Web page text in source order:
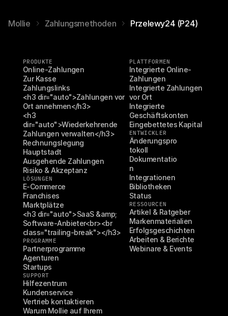
Mollie Zahlungsmethoden Przelewy24 (P24)
PRODUKTE
Online-Zahlungen
Zur Kasse
Zahlungslinks
<h3 dir="auto">Zahlungen vor
Ort annehmen</h3>
<h3
dir="auto">Wiederkehrende
Zahlungen verwalten</h3>
Rechnungslegung
Hauptstadt
Ausgehende Zahlungen
Risiko & Akzeptanz
LÖSUNGEN
E-Commerce
Franchises
Marktplätze
<h3 dir="auto">SaaS &amp;
Software-Anbieter<br><br
class="trailing-break"></h3>
PROGRAMME
Partnerprogramme
Agenturen
Startups
SUPPORT
Hilfezentrum
Kundenservice
Vertrieb kontaktieren
Warum Mollie auf Ihrem
PLATTFORMEN
Integrierte Online-
Zahlungen
Integrierte Zahlungen
vor Ort
Integrierte
Geschäftskonten
Eingebettetes Kapital
ENTWICKLER
Änderungspro
tokoll
Dokumentatio
n
Integrationen
Bibliotheken
Status
RESSOURCEN
Artikel & Ratgeber
Markenmaterialien
Erfolgsgeschichten
Arbeiten & Berichte
Webinare & Events